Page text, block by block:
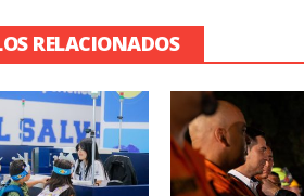
RELACIONADOS